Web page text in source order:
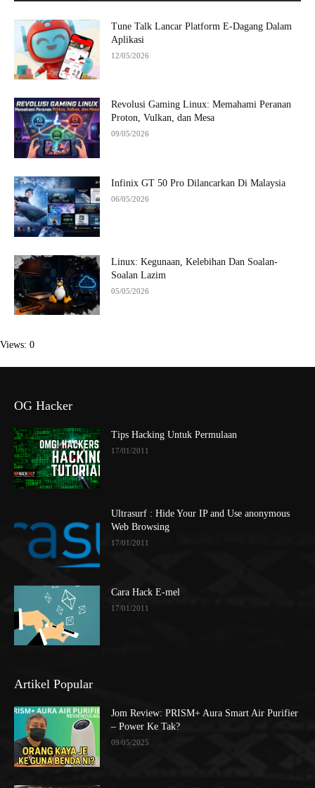
Tune Talk Lancar Platform E-Dagang Dalam
Aplikasi
12/05/2026
Revolusi Gaming Linux: Memahami Peranan
Proton, Vulkan, dan Mesa
09/05/2026
Infinix GT 50 Pro Dilancarkan Di Malaysia
06/05/2026
Linux: Kegunaan, Kelebihan Dan Soalan-
Soalan Lazim
05/05/2026
Views: 0
OG Hacker
Tips Hacking Untuk Permulaan
17/01/2011
Ultrasurf : Hide Your IP and Use anonymous
Web Browsing
17/01/2011
Cara Hack E-mel
17/01/2011
Artikel Popular
Jom Review: PRISM+ Aura Smart Air Purifier
– Power Ke Tak?
09/05/2025